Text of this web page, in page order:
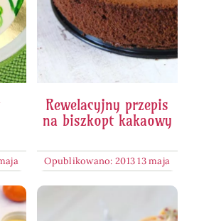
Rewelacyjny przepis
na biszkopt kakaowy
Opublikowano: 2013 13 maja